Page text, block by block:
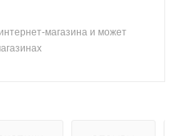
магазина и может